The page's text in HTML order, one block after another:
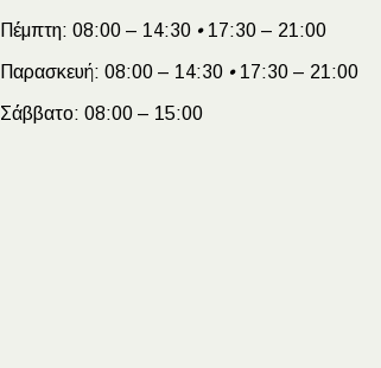
Πέμπτη: 08:00 – 14:30 •17:30 – 21:00
Παρασκευή: 08:00 – 14:30 •17:30 – 21:00
Σάββατο: 08:00 – 15:00